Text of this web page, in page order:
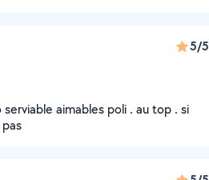
5/5
aimables poli . au top . si